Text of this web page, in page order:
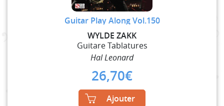
Guitar Play Along Vol.150
WYLDE ZAKK
Guitare Tablatures
Hal Leonard
26,70€
Ajouter